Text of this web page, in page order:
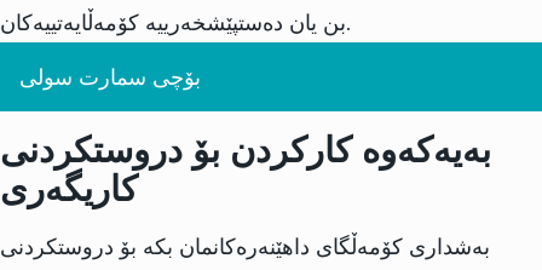
بن یان دەستپێشخەرییە کۆمەڵایەتییەکان.
بۆچی سمارت سولی
بەیەکەوە کارکردن بۆ دروستکردنی
کاریگەری
بەشداری کۆمەڵگای داهێنەرەکانمان بکە بۆ دروستکردنی